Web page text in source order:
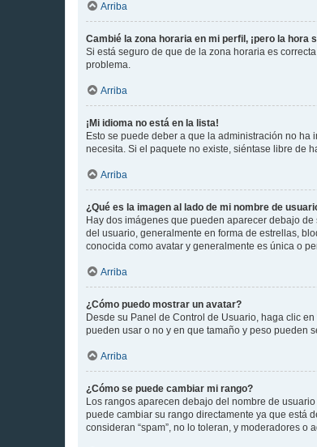
Arriba
Cambié la zona horaria en mi perfil, ¡pero la hora
Si está seguro de que de la zona horaria es
problema.
Arriba
¡Mi idioma no está en la lista!
Esto se puede deber a que la administración no
necesita. Si el paquete no existe, siéntase libre de
Arriba
¿Qué es la imagen al lado de mi nombre de
Hay dos imágenes que pueden aparecer debajo
del usuario, generalmente en forma de estrellas,
conocida como avatar y generalmente es única o
Arriba
¿Cómo puedo mostrar un avatar?
Desde su Panel de Control de Usuario, haga clic
pueden usar o no y en que tamaño y peso pueden
Arriba
¿Cómo se puede cambiar mi rango?
Los rangos aparecen debajo del nombre de
puede cambiar su rango directamente ya que está
consideran “spam”, no lo toleran, y moderadores